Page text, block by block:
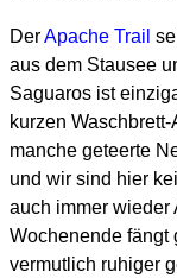
DerApache Trail
aus dem Stausee
Saguaros ist
kurzen
manche geteerte
und wir sind hier
auch immer wieder
Wochenende fängt
vermutlich ruhiger